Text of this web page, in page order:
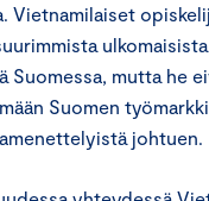
Vietnamilaiset
ulkomaisista
Suomessa, mutta he
Suomen
johtuen.